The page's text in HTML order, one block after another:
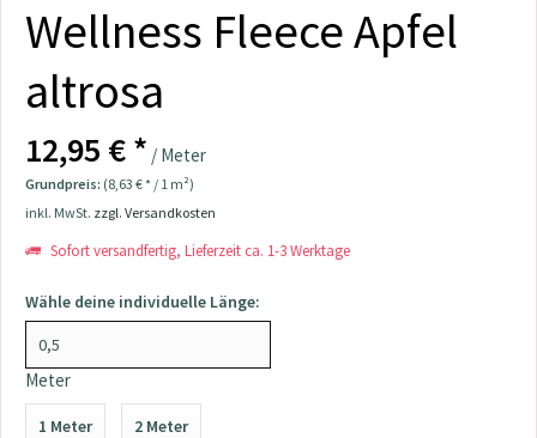
Wellness Fleece Apfel
altrosa
12,95 € * / Meter
Grundpreis: (8,63 € * / 1 m²)
inkl. MwSt. zzgl. Versandkosten
Sofort versandfertig, Lieferzeit ca. 1-3 Werktage
Wähle deine individuelle Länge:
Meter
1 Meter 2 Meter